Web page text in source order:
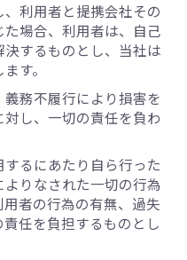
、利用者と提携会社その
場合、利用者は、自己
するものとし、当社は
す。
義務不履行により損害を
し、一切の責任を負わ
するにあたり自ら行った
りなされた一切の行為
者の行為の有無、過失
任を負担するものとし